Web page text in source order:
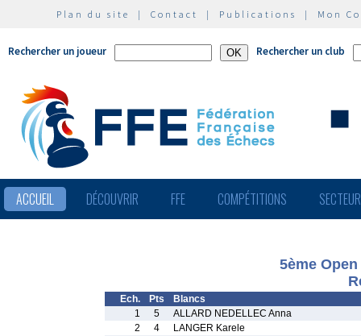
Plan du site | Contact | Publications | Mon
Rechercher un joueur Rechercher un club
ACCUEIL DÉCOUVRIR FFE COMPÉTITIONS
5ème
Ech. Pts
Blancs
1
5
ALLARD NEDELLEC Anna
2
4
LANGER Karele